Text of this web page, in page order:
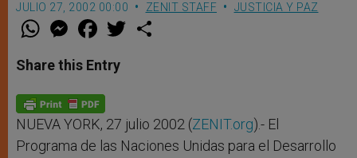
JULIO 27, 2002 00:00 ZENIT STAFF JUSTICIA Y PAZ
W
t
s
p
p
M
e
s
e
g
e
r
F
a
e
b
o
k
w
Share this Entry
NUEVA YORK, 27 julio 2002 (ZENIT.org).- El
Programa de las Naciones Unidas para el Desarrollo